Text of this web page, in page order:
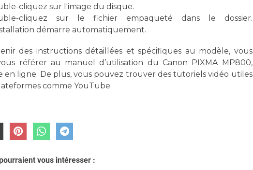
cliquez sur l'image du disque.
cliquez sur le fichier empaqueté dans le dossier.
démarre automatiquement.
des instructions détaillées et spécifiques au modèle, vous
référer au manuel d’utilisation du Canon PIXMA MP800,
en ligne. De plus, vous pouvez trouver des tutoriels vidéo utiles
comme YouTube.
vous intéresser :